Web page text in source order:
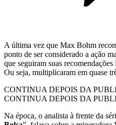
A última vez que Max Bohm
ponto de ser considerado a ação
que seguiram suas recomendações
Ou seja, multiplicaram em quase
CONTINUA DEPOIS DA
CONTINUA DEPOIS DA
Na época, o analista à frente da